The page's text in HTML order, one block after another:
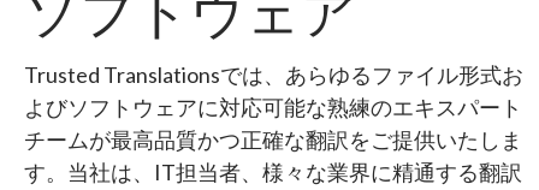
Trusted Translationsでは、あらゆるファイル形式お
よびソフトウェアに対応可能な熟練のエキスパート
チームが最高品質かつ正確な翻訳をご提供いたしま
す。当社は、IT担当者、様々な業界に精通する翻訳